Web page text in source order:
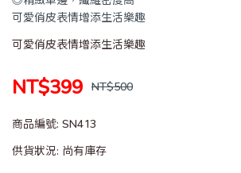
可愛俏皮表情增添生活樂趣
可愛俏皮表情增添生活樂趣
NT$399 NT$500
商品編號: SN413
供貨狀況: 尚有庫存